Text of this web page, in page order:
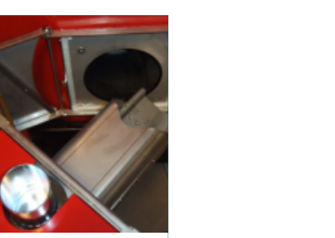
områden som
Kungsängen, Bro och de
mer lantliga delarna med
olika målgrupper,
prisnivåer och
framtidsplaner. För den
som...